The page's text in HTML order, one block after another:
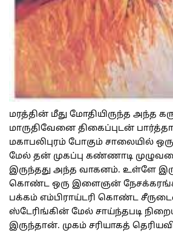
மரத்தின் மீது மோதியிருந்த அந்த
மாருதிவேனை திகைப்புடன் பார்த்தாள்
மகாபலிபுரம் போகும் சாலையில்
மேல் தன் முகப்பு கண்ணாடி
இருந்தது அந்த வாகனம். உள்ளே
கொண்ட ஒரு இளைஞன்
பக்கம் எம்பிராய்டரி கொண்ட
ஸ்டேரிங்கின் மேல் சாய்ந்தபடி
இருந்தான். முகம் சரியாகத்